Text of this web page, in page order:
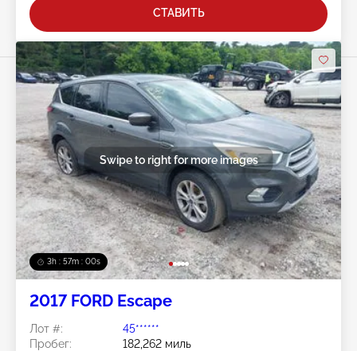
СТАВИТЬ
3h : 56m : 57s
Swipe to right for more images
2017 FORD Escape
Лот #:
45******
Пробег:
182,262 миль